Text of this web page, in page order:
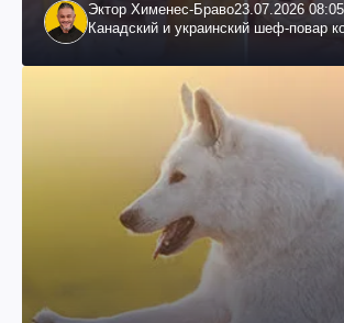
Эктор Хименес-Браво23.07.2026 08:05
Канадский и украинский шеф-повар